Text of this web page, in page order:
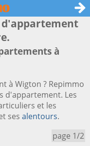
d'appartement
à
à Wigton ? Repimmo
d'appartement. Les
et les
ses alentours.
page 1/2